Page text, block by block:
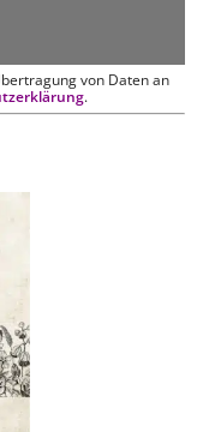
von Daten an
.